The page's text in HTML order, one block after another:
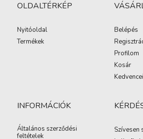
OLDALTÉRKÉP
Nyitóoldal
Termékek
Belépés
Profilom
Kosár
INFORMÁCIÓK
Általános szerződési
feltételek
Szívesen